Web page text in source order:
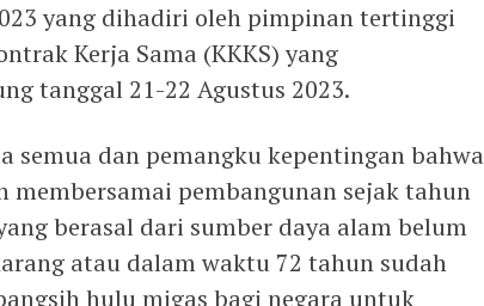
yang dihadiri oleh pimpinan tertinggi
Kerja Sama (KKKS) yang
tanggal 21-22 Agustus 2023.
semua dan pemangku kepentingan bahwa
pembangunan sejak tahun
berasal dari sumber daya alam belum
atau dalam waktu 72 tahun sudah
hulu migas bagi negara untuk